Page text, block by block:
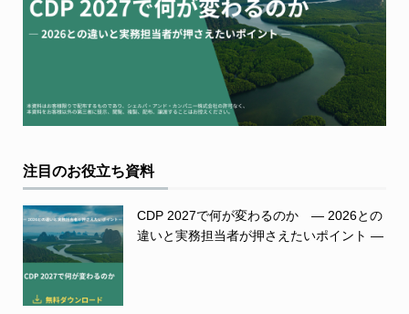
注目のお役立ち資料
CDP 2027で何が変わるのか ― 2026との
違いと実務担当者が押さえたいポイント ―